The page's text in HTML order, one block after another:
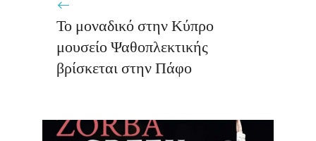
Το μοναδικό στην Κύπρο
μουσείο Ψαθοπλεκτικής
βρίσκεται στην Πάφο